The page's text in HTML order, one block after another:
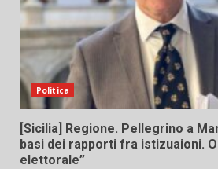
Politica
[Sicilia] Regione. Pellegrino a
basi dei rapporti fra istizuaioni.
elettorale”